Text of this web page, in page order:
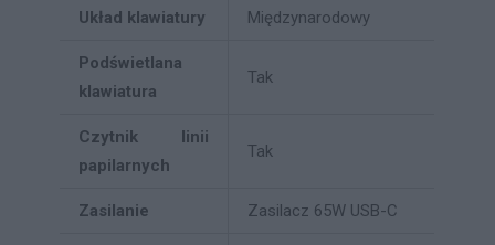
Układ klawiatury Międzynarodowy
Podświetlana
klawiatura
Tak
Czytnik linii
papilarnych
Tak
Zasilanie Zasilacz 65W USB-C